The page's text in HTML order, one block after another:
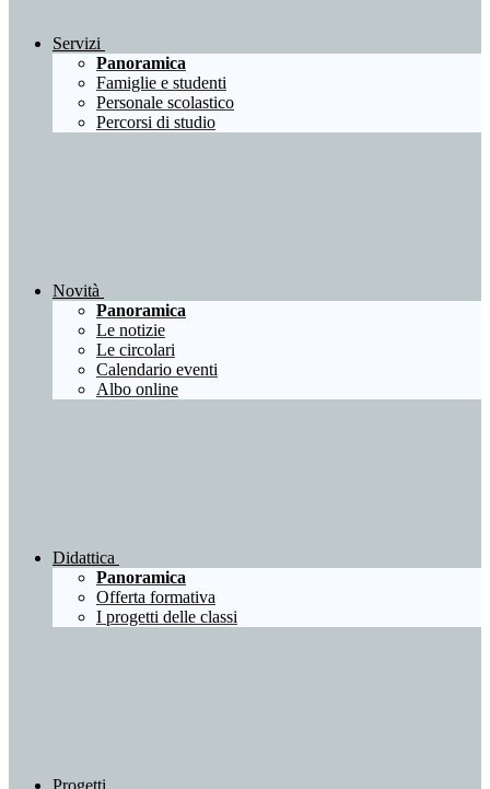
Servizi
Panoramica
Famiglie e studenti
Personale scolastico
Percorsi di studio
Novità
Panoramica
Le notizie
Le circolari
Calendario eventi
Albo online
Didattica
Panoramica
Offerta formativa
I progetti delle classi